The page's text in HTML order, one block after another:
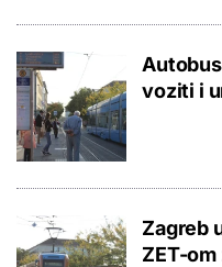
voziti i
Zagreb
ZET-